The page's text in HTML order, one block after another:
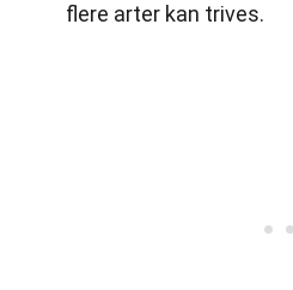
flere arter kan trives.